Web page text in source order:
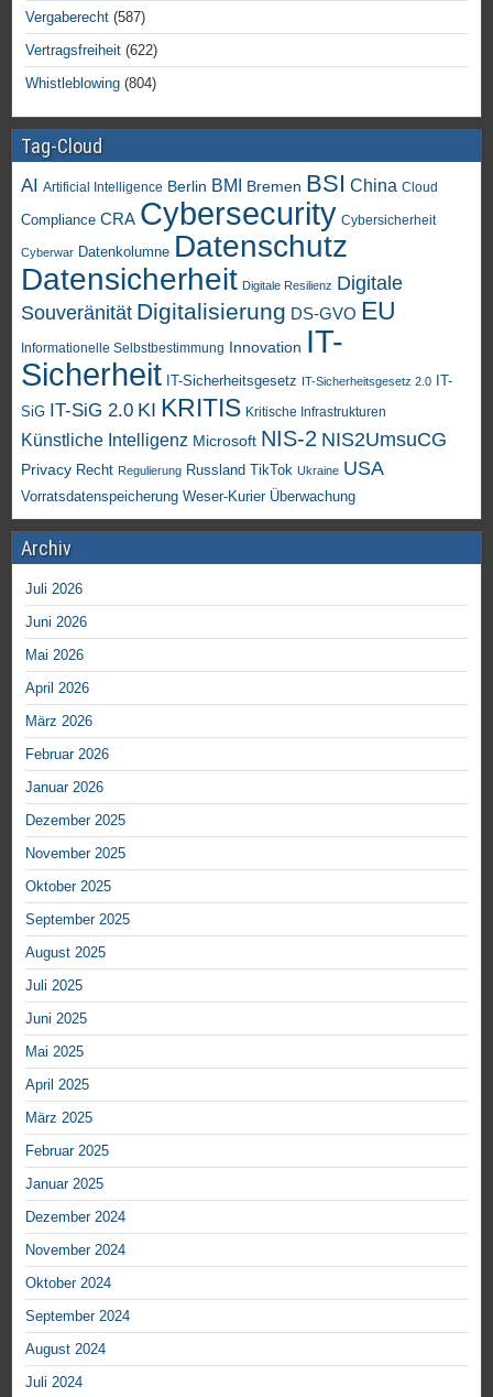
Vergaberecht (587)
Vertragsfreiheit (622)
Whistleblowing (804)
Tag-Cloud
AI Artificial Intelligence Berlin BMI Bremen BSI China Cloud
Compliance CRA Cybersecurity Cybersicherheit
Cyberwar Datenkolumne Datenschutz
Datensicherheit Digitale Resilienz Digitale
Souveränität Digitalisierung DS-GVO EU
Informationelle Selbstbestimmung Innovation IT-
Sicherheit IT-Sicherheitsgesetz IT-Sicherheitsgesetz 2.0
IT-
SiG IT-SiG 2.0 KI KRITIS Kritische Infrastrukturen
Künstliche Intelligenz Microsoft NIS-2 NIS2UmsuCG
Privacy Recht Regulierung Russland TikTok Ukraine USA
Vorratsdatenspeicherung Weser-Kurier Überwachung
Archiv
Juli 2026
Juni 2026
Mai 2026
April 2026
März 2026
Februar 2026
Januar 2026
Dezember 2025
November 2025
Oktober 2025
September 2025
August 2025
Juli 2025
Juni 2025
Mai 2025
April 2025
März 2025
Februar 2025
Januar 2025
Dezember 2024
November 2024
Oktober 2024
September 2024
August 2024
Juli 2024